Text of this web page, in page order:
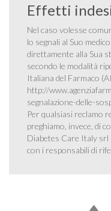
Effetti
Nel caso volesse
lo segnali al Suo
direttamente alla Sua
secondo le modalità
Italiana del Farmaco
http://
segnalazione-delle-
Per qualsiasi reclamo
preghiamo, invece, di
Diabetes Care Italy srl
con i responsabili di